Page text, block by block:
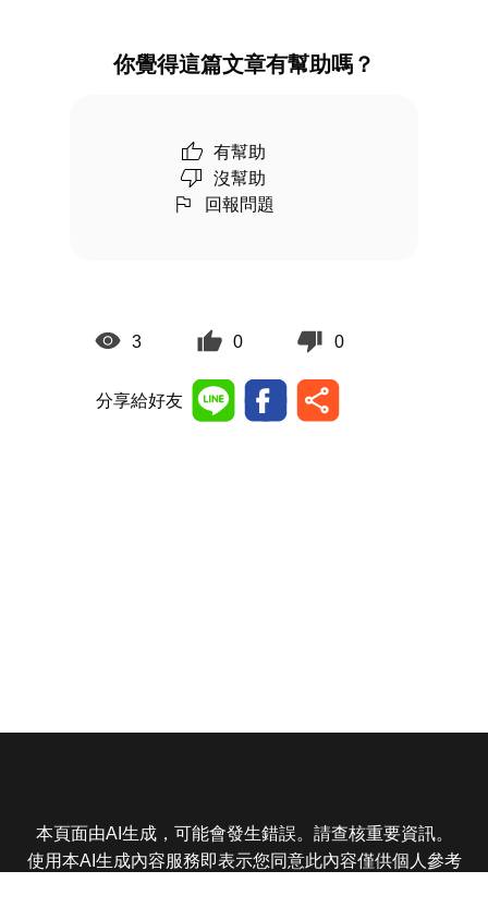
你覺得這篇文章有幫助嗎？
有幫助
沒幫助
回報問題
3 0 0
分享給好友
本頁面由AI生成，可能會發生錯誤。請查核重要資訊。
使用本AI生成內容服務即表示您同意此內容僅供個人參考